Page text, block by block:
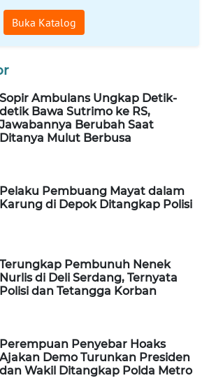
Buka Katalog
Sopir Ambulans Ungkap Detik-
detik Bawa Sutrimo ke RS,
Jawabannya Berubah Saat
Ditanya Mulut Berbusa
Pelaku Pembuang Mayat dalam
Karung di Depok Ditangkap Polisi
Terungkap Pembunuh Nenek
Nurlis di Deli Serdang, Ternyata
Polisi dan Tetangga Korban
Perempuan Penyebar Hoaks
Ajakan Demo Turunkan Presiden
dan Wakil Ditangkap Polda Metro